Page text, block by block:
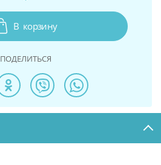
В корзину
ПОДЕЛИТЬСЯ